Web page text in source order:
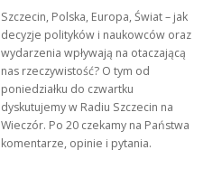
Szczecin, Polska, Europa, Świat – jak
decyzje polityków i naukowców oraz
wydarzenia wpływają na otaczającą
nas rzeczywistość? O tym od
poniedziałku do czwartku
dyskutujemy w Radiu Szczecin na
Wieczór. Po 20 czekamy na Państwa
komentarze, opinie i pytania.